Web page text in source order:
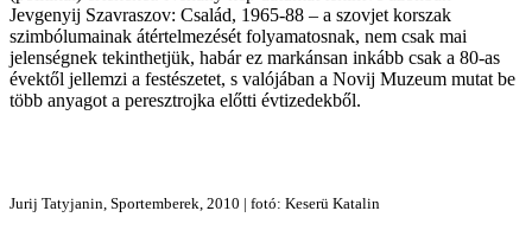
Jevgenyij Szavraszov: Család, 1965-88 – a szovjet korszak
szimbólumainak átértelmezését folyamatosnak, nem csak mai
jelenségnek tekinthetjük, habár ez markánsan inkább csak a 80-as
évektől jellemzi a festészetet, s valójában a Novij Muzeum mutat be
több anyagot a peresztrojka előtti évtizedekből.
Jurij Tatyjanin, Sportemberek, 2010 | fotó: Keserü Katalin